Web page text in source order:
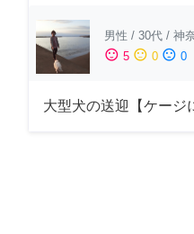
男性 / 30代 / 神
sentiment_satisfied 5 sentiment_neutral 0 sentiment_dissatisfied 0
大型犬の送迎【ケージ